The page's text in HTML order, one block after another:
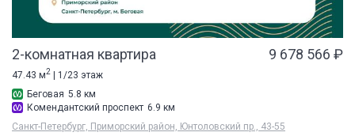
2-комнатная квартира 9 678 566 ₽
47.43 м2
| 1/23 этаж
Беговая 5.8 км
Комендантский проспект 6.9 км
Санкт-Петербург, Приморский район, Юнтоловский пр., 43-55